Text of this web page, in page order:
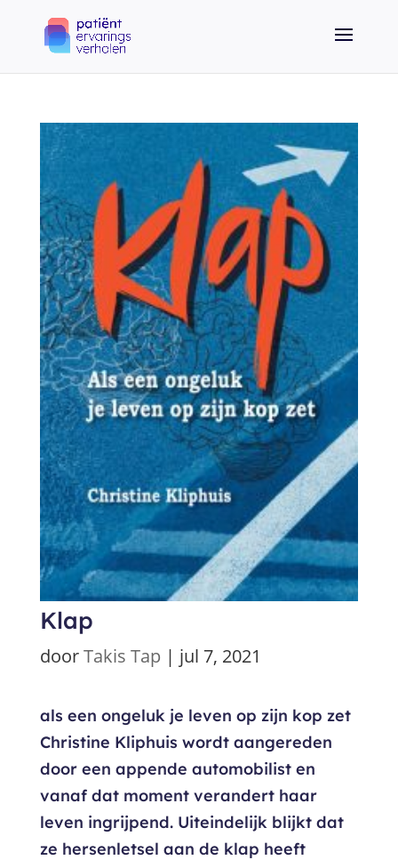
Klap
doorTakis Tap | jul 7, 2021
als een ongeluk je leven op zijn kop zet
Christine Kliphuis wordt aangereden
door een appende automobilist en
vanaf dat moment verandert haar
leven ingrijpend. Uiteindelijk blijkt dat
ze hersenletsel aan de klap heeft